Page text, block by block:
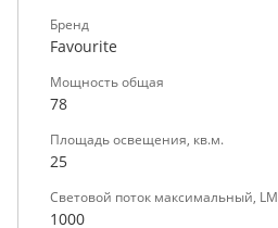
Бренд
Favourite
Мощность общая
78
Площадь освещения, кв.м.
25
Световой поток максимальный, LM
1000